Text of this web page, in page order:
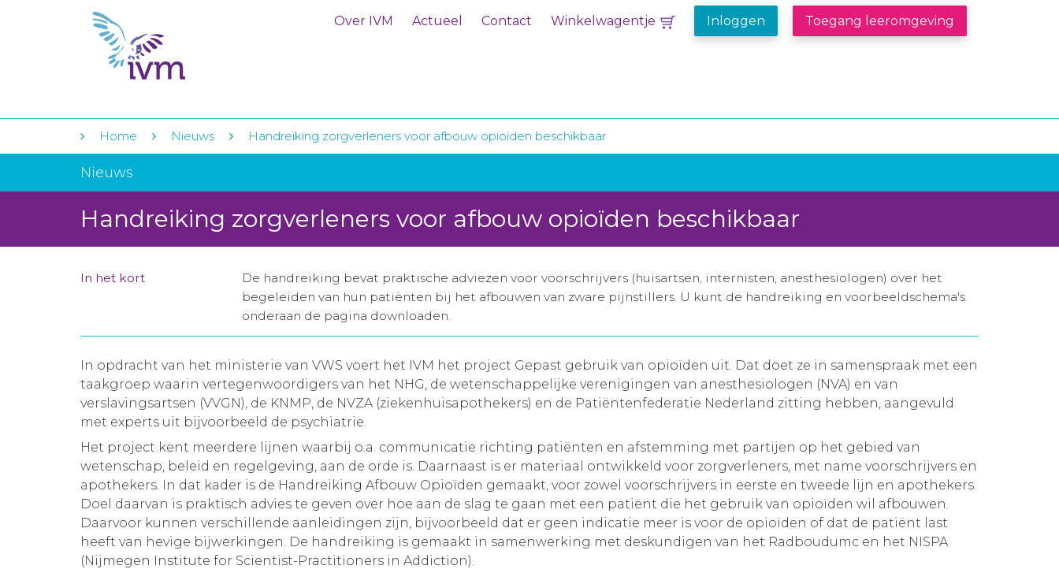
Over IVM Actueel Contact Winkelwagentje Inloggen Toegang leeromgeving
Home Nieuws Handreiking zorgverleners voor afbouw opioïden beschikbaar
Nieuws
Handreiking zorgverleners voor afbouw opioïden beschikbaar
In het kort
De handreiking bevat praktische adviezen voor voorschrijvers (huisartsen, internisten, anesthesiologen) over het
begeleiden van hun patiënten bij het afbouwen van zware pijnstillers. U kunt de handreiking en voorbeeldschema's
onderaan de pagina downloaden.
In opdracht van het ministerie van VWS voert het IVM het project Gepast gebruik van opioïden uit. Dat doet ze in samenspraak met een
taakgroep waarin vertegenwoordigers van het NHG, de wetenschappelijke verenigingen van anesthesiologen (NVA) en van
verslavingsartsen (VVGN), de KNMP, de NVZA (ziekenhuisapothekers) en de Patiëntenfederatie Nederland zitting hebben, aangevuld
met experts uit bijvoorbeeld de psychiatrie.
Het project kent meerdere lijnen waarbij o.a. communicatie richting patiënten en afstemming met partijen op het gebied van
wetenschap, beleid en regelgeving, aan de orde is. Daarnaast is er materiaal ontwikkeld voor zorgverleners, met name voorschrijvers en
apothekers. In dat kader is de Handreiking Afbouw Opioïden gemaakt, voor zowel voorschrijvers in eerste en tweede lijn en apothekers.
Doel daarvan is praktisch advies te geven over hoe aan de slag te gaan met een patiënt die het gebruik van opioïden wil afbouwen.
Daarvoor kunnen verschillende aanleidingen zijn, bijvoorbeeld dat er geen indicatie meer is voor de opioïden of dat de patiënt last
heeft van hevige bijwerkingen. De handreiking is gemaakt in samenwerking met deskundigen van het Radboudumc en het NISPA
(Nijmegen Institute for Scientist-Practitioners in Addiction).